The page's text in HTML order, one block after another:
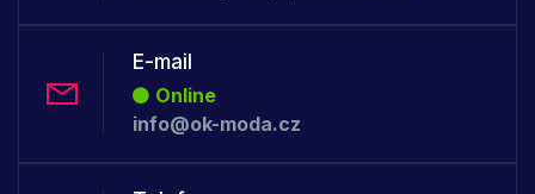
E-mail
Online
info@ok-moda.cz